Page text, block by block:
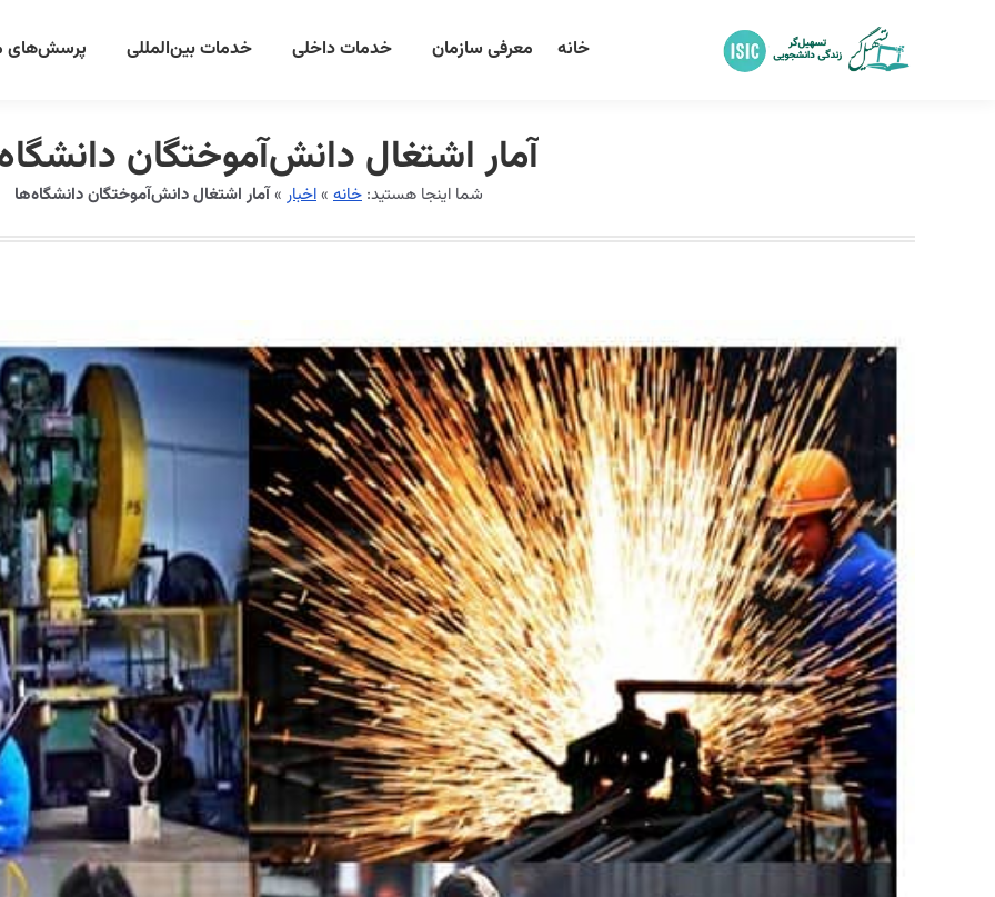
خانه معرفی سازمان خدمات داخلی خدمات بین‌المللی پرسش‌های
آمار اشتغال دانش‌آموختگان
شما اینجا هستید: خانه »اخبار »آمار اشتغال دانش‌آموختگان دانشگاه‌ها